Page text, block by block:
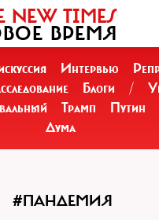
NEW TIMES
ВРЕМЯ
Интервью
Блоги /
Трамп Путин
Дума
#ПАНДЕМИЯ